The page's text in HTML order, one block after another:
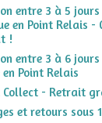
entre 3 à 5
en Point Relais -
!
entre 3 à 6
en Point Relais
Collect - Retrait
et retours sous